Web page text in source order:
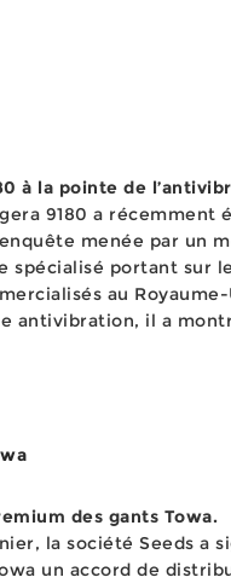
à la pointe de
9180 a récemment
menée par un
spécialisé portant sur
au
antivibration, il a
des gants Towa.
la société Seeds a
un accord de